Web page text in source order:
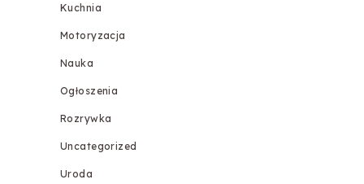
Kuchnia
Motoryzacja
Nauka
Ogłoszenia
Rozrywka
Uncategorized
Uroda